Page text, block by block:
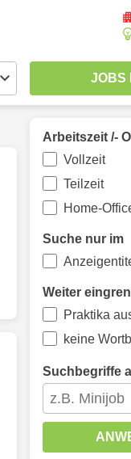
Arbeitszeit /-
Vollzeit
Teilzeit
Home-
Suche nur im
Weiter
Praktika
keine
Suchbegriffe